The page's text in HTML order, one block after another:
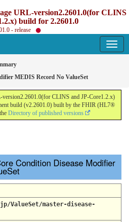
URL-version2.2601.0(for CLINS
build for 2.2601.0
- release
MEDIS Record No ValueSet
CLINS and JP-Core1.2.x)
build (v2.2601.0) built by the FHIR (HL7®
Directory of published versions
Condition Disease Modifier
ValueSet/master-disease-